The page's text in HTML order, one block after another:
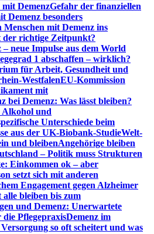
DemenzGefahr der finanziellen
Demenz besonders
mit Demenz ins
der richtige Zeitpunkt?
neue Impulse aus dem World
1 abschaffen – wirklich?
für Arbeit, Gesundheit und
WestfalenEU-Kommission
mit
bei Demenz: Was lässt bleiben?
Alkohol und
Unterschiede beim
aus der UK-Biobank-StudieWelt-
und bleibenAngehörige bleiben
– Politik muss Strukturen
Einkommen ok – aber
setzt sich mit anderen
Engagement gegen Alzheimer
bleiben bis zum
und Demenz: Unerwartete
die PflegepraxisDemenz im
so oft scheitert und was